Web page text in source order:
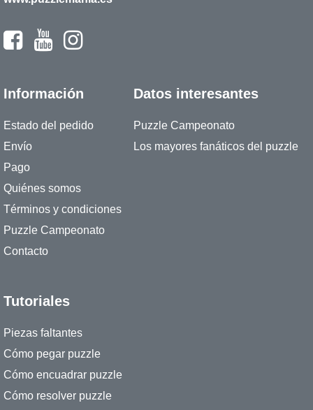
Información
Estado del pedido
Envío
Pago
Quiénes somos
Términos y condiciones
Puzzle Campeonato
Contacto
Datos interesantes
Puzzle Campeonato
Los mayores fanáticos del puzzle
Tutoriales
Piezas faltantes
Cómo pegar puzzle
Cómo encuadrar puzzle
Cómo resolver puzzle